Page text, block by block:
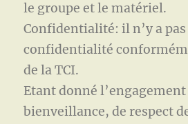
le groupe et le matériel.
Confidentialité: il n’y a pas
confidentialité
de la TCI.
Etant donné l’engagement
bienveillance, de respect